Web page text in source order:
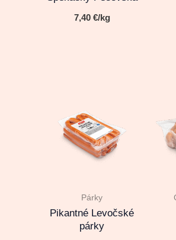
7,40 €/kg
Párky
Pikantné Levočské
párky